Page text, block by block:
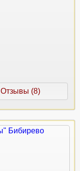
Отзывы (8)